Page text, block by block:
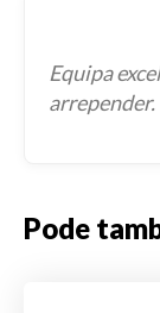
Equipa
arrepender.
Pode